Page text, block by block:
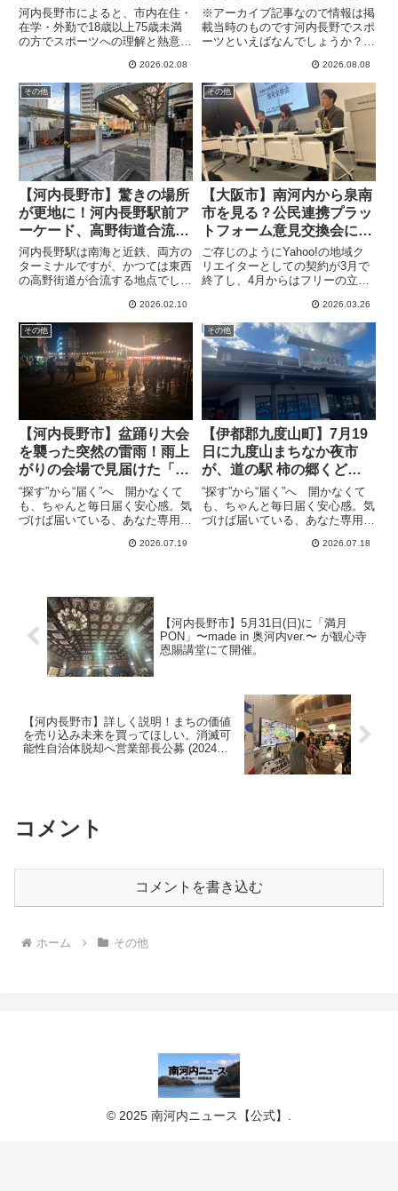
務員）の募集をしています
河内長野市によると、市内在住・
在学・外勤で18歳以上75歳未満
の方でスポーツへの理解と熱意を
方を募集しています（定員18名
以内）
2026.02.08
（2025年8月5日アーカイ
ブ記事）
※アーカイブ記事なので情報は掲
載当時のものです河内長野でスポ
ーツといえばなんでしょうか？な
ホームタウンということで、サッ
カー、それから毎年シティマラソ
ンが行われているのでマラソン、
あと、寺ヶ池公園プールの横に
市...
2026.08.08
その他
【河内長野市】驚きの場所
が更地に！河内長野駅前ア
ーケード、高野街道合流点
そばの家屋が取り壊されま
した(2024年2月25日アー
カイブ）
河内長野駅は南海と近鉄、両方の
ターミナルですが、かつては東西
の高野街道が合流する地点でし
けですが、それを現すかのよう
に、アーケードの商店街の入口横
に古い建物が残っていました。と
ころが先日、その建物が取り壊さ
れた
2026.02.10
その他
【大阪市】南河内から泉南
市を見る？公民連携プラッ
トフォーム意見交換会に参
加してみました
ご存じのようにYahoo!の地域ク
リエイターとしての契約が3月で
終了し、4月からはフリーの立場
りますが、志は変わらずという気
持ちはあります。しかし看板から
出ていた毎月の資金も途絶えるた
め、新たに仕事を探す必要に...
2026.03.26
その他
【河内長野市】盆踊り大会
を襲った突然の雷雨！雨上
がりの会場で見届けた「夏
の野外イベント」
“探す”から“届く”へ 開かなくて
も、ちゃんと毎日届く安心感。気
づけば届いている、あなた専用の
つりが始まったとばかりに、週末
2026.07.19
その他
【伊都郡九度山町】7月19
日に九度山まちなか夜市
が、道の駅 柿の郷くどや
ま 芝生広場で17時から開
催
“探す”から“届く”へ 開かなくて
も、ちゃんと毎日届く安心感。気
づけば届いている、あなた専用の
音頭を踊ろう!!ということで、九
2026.07.18
【河内長野市】5月31日(日)に「満月
PON」〜made in 奥河内ver.〜 が観心寺
恩賜講堂にて開催。
【河内長野市】詳しく説明！まちの価値
を売り込み未来を買ってほしい。消滅可
能性自治体脱却へ営業部長公募 (2024年
コメント
コメントを書き込む
ホーム その他
© 2025 南河内ニュース【公式】.